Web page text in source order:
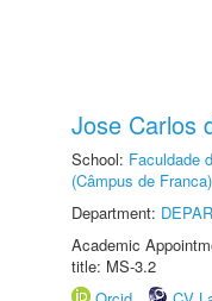
Jose Carlos
School: Faculdade
(Câmpus de Franca)
Department:
Academic
title: MS-3.2